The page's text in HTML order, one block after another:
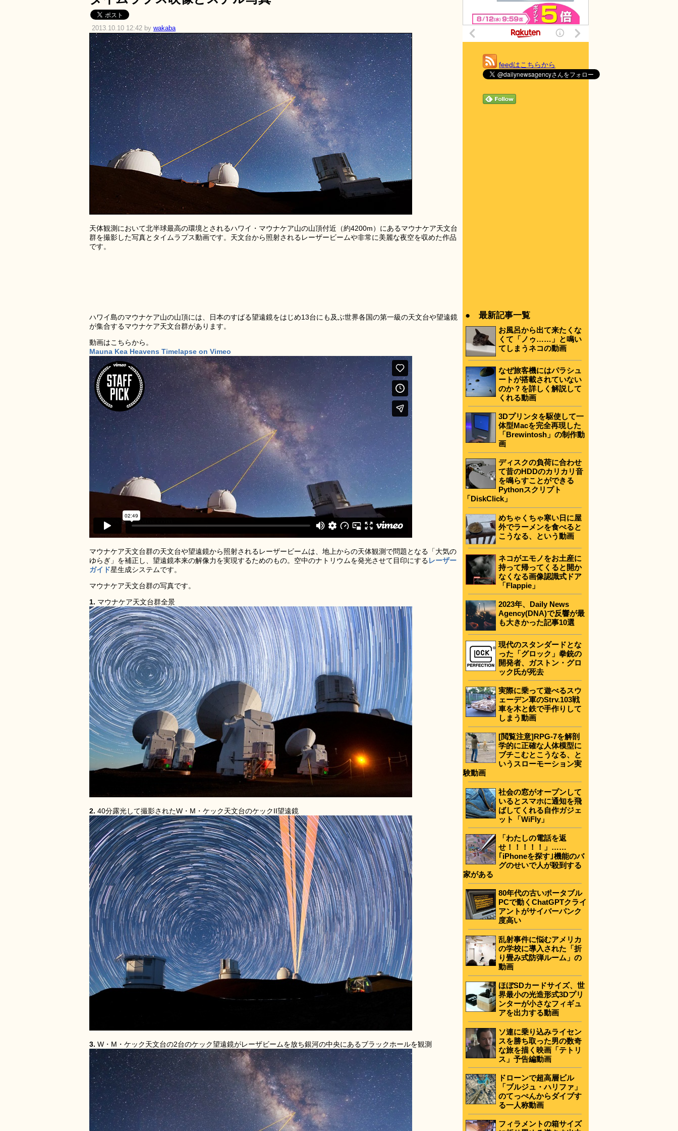
2013.10.10 12:42 by wakaba
天体観測において北半球最高の環境とされるハワイ・マウナケア山の山頂付近（約4200m）にあるマウナケア天文台
群を撮影した写真とタイムラプス動画です。天文台から照射されるレーザービームや非常に美麗な夜空を収めた作品
です。
ハワイ島のマウナケア山の山頂には、日本のすばる望遠鏡をはじめ13台にも及ぶ世界各国の第一級の天文台や望遠鏡
が集合するマウナケア天文台群があります。
動画はこちらから。
Mauna Kea Heavens Timelapse on Vimeo
マウナケア天文台群の天文台や望遠鏡から照射されるレーザービームは、地上からの天体観測で問題となる「大気の
ゆらぎ」を補正し、望遠鏡本来の解像力を実現するためのもの。空中のナトリウムを発光させて目印にするレーザー
ガイド星生成システムです。
マウナケア天文台群の写真です。
1. マウナケア天文台群全景
2. 40分露光して撮影されたW・M・ケック天文台のケックII望遠鏡
3. W・M・ケック天文台の2台のケック望遠鏡がレーザビームを放ち銀河の中央にあるブラックホールを観測
feedはこちらから
● 最新記事一覧
お風呂から出て来たくな
くて「ノゥ……」と鳴い
てしまうネコの動画
なぜ旅客機にはパラシュ
ートが搭載されていない
のか？を詳しく解説して
くれる動画
3Dプリンタを駆使して一
体型Macを完全再現した
「Brewintosh」の制作動
画
ディスクの負荷に合わせ
て昔のHDDのカリカリ音
を鳴らすことができる
Pythonスクリプト
「DiskClick」
めちゃくちゃ寒い日に屋
外でラーメンを食べると
こうなる、という動画
ネコがエモノをお土産に
持って帰ってくると開か
なくなる画像認識式ドア
「Flappie」
2023年、Daily News
Agency(DNA)で反響が最
も大きかった記事10選
現代のスタンダードとな
った「グロック」拳銃の
開発者、ガストン・グロ
ック氏が死去
実際に乗って遊べるスウ
ェーデン軍のStrv.103戦
車を木と鉄で手作りして
しまう動画
[閲覧注意]RPG-7を解剖
学的に正確な人体模型に
ブチこむとこうなる、と
いうスローモーション実
験動画
社会の窓がオープンして
いるとスマホに通知を飛
ばしてくれる自作ガジェ
ット「WiFly」
「わたしの電話を返
せ！！！！！」……
｢iPhoneを探す｣機能のバ
グのせいで人が殺到する
家がある
80年代の古いポータブル
PCで動くChatGPTクライ
アントがサイバーパンク
度高い
乱射事件に悩むアメリカ
の学校に導入された「折
り畳み式防弾ルーム」の
動画
ほぼSDカードサイズ、世
界最小の光造形式3Dプリ
ンターが小さなフィギュ
アを出力する動画
ソ連に乗り込みライセン
スを勝ち取った男の数奇
な旅を描く映画「テトリ
ス」予告編動画
ドローンで超高層ビル
「ブルジュ・ハリファ」
のてっぺんからダイブす
る一人称動画
フィラメントの箱サイズ